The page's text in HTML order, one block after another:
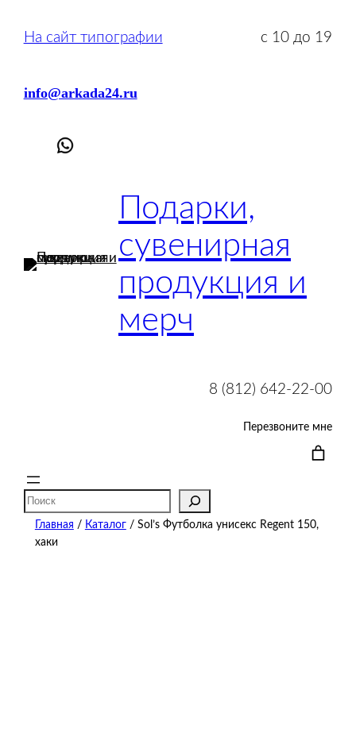
На сайт типографии с 10 до 19
info@arkada24.ru
Подарки,
сувенирная
продукция и
мерч
8 (812) 642-22-00
Перезвоните мне
Поиск
Главная / Каталог/ Sol’s Футболка унисекс Regent 150,
хаки